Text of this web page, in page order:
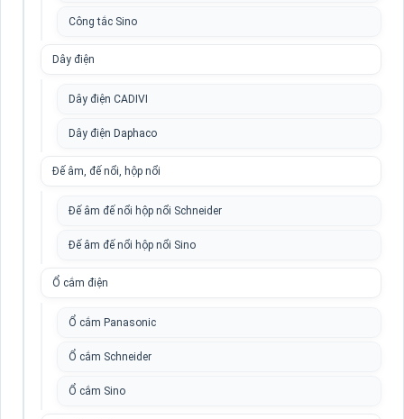
Công tắc Sino
Dây điện
Dây điện CADIVI
Dây điện Daphaco
Đế âm, đế nổi, hộp nổi
Đế âm đế nổi hộp nổi Schneider
Đế âm đế nổi hộp nổi Sino
Ổ cắm điện
Ổ cắm Panasonic
Ổ cắm Schneider
Ổ cắm Sino